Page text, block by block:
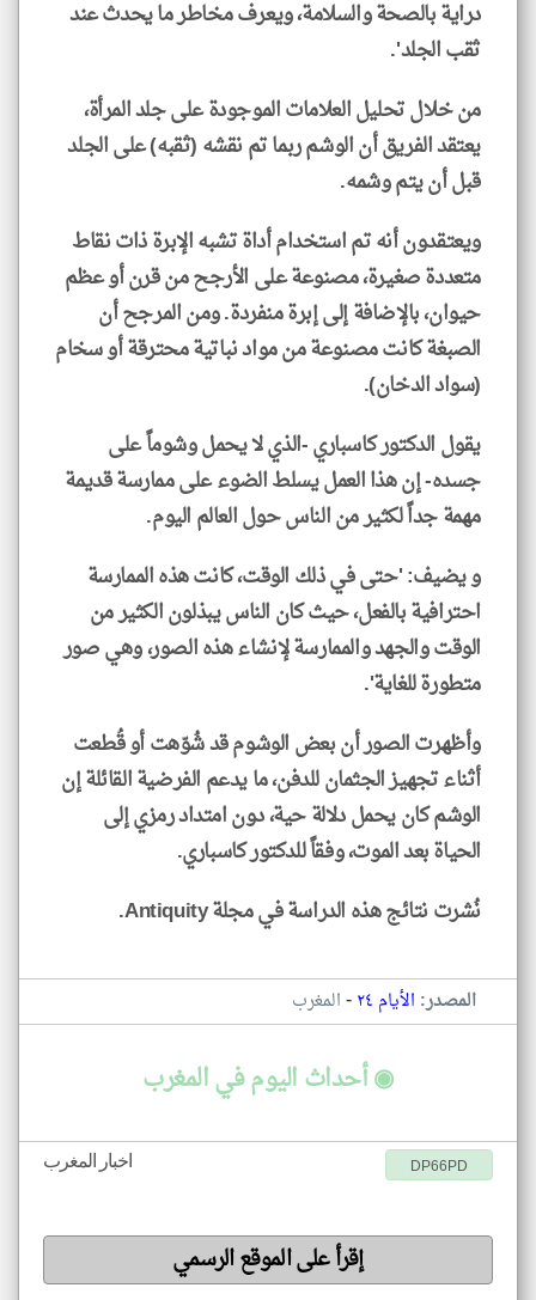
دراية بالصحة والسلامة، ويعرف مخاطر ما يحدث عند
ثقب الجلد'.
من خلال تحليل العلامات الموجودة على جلد المرأة،
يعتقد الفريق أن الوشم ربما تم نقشه (ثقبه) على الجلد
قبل أن يتم وشمه.
ويعتقدون أنه تم استخدام أداة تشبه الإبرة ذات نقاط
متعددة صغيرة، مصنوعة على الأرجح من قرن أو عظم
حيوان، بالإضافة إلى إبرة منفردة. ومن المرجح أن
الصبغة كانت مصنوعة من مواد نباتية محترقة أو سخام
(سواد الدخان).
يقول الدكتور كاسباري -الذي لا يحمل وشوماً على
جسده- إن هذا العمل يسلط الضوء على ممارسة قديمة
مهمة جداً لكثير من الناس حول العالم اليوم.
و يضيف: 'حتى في ذلك الوقت، كانت هذه الممارسة
احترافية بالفعل، حيث كان الناس يبذلون الكثير من
الوقت والجهد والممارسة لإنشاء هذه الصور، وهي صور
متطورة للغاية'.
وأظهرت الصور أن بعض الوشوم قد شُوّهت أو قُطعت
أثناء تجهيز الجثمان للدفن، ما يدعم الفرضية القائلة إن
الوشم كان يحمل دلالة حية، دون امتداد رمزي إلى
الحياة بعد الموت، وفقاً للدكتور كاسباري.
نُشرت نتائج هذه الدراسة في مجلة Antiquity.
المصدر: الأيام ٢٤ -المغرب
◉ أحداث اليوم في المغرب
اخبار المغرب DP66PD
إقرأ على الموقع الرسمي